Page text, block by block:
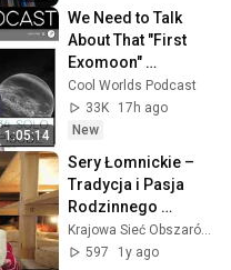
1:05:14
We Need to Talk
About That "First
Exomoon"
Discovery
Cool Worlds Podcast
33K
17h ago
New
Sery Łomnickie –
Tradycja i Pasja
Rodzinnego
Gospodarstwa
597
1y ago